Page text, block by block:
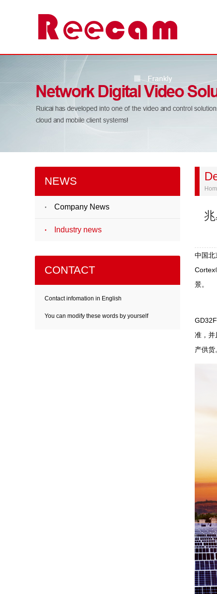
NEWS
Company News
Industry news
CONTACT
Contact infomation in English
You can modify these words by yourself
中国
景。
准，并
产供货